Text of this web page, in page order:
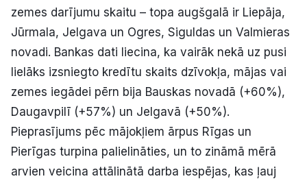
zemes darījumu skaitu – topa augšgalā ir Liepāja,
Jūrmala, Jelgava un Ogres, Siguldas un Valmieras
novadi. Bankas dati liecina, ka vairāk nekā uz pusi
lielāks izsniegto kredītu skaits dzīvokļa, mājas vai
zemes iegādei pērn bija Bauskas novadā (+60%),
Daugavpilī (+57%) un Jelgavā (+50%).
Pieprasījums pēc mājokļiem ārpus Rīgas un
Pierīgas turpina palielināties, un to zināmā mērā
arvien veicina attālinātā darba iespējas, kas ļauj